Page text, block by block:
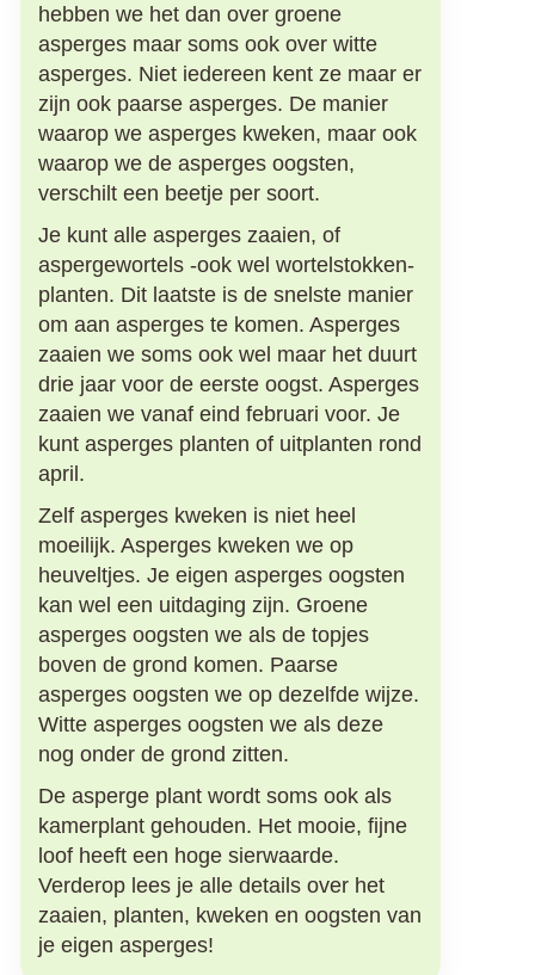
hebben we het dan over groene
asperges maar soms ook over witte
asperges. Niet iedereen kent ze maar er
zijn ook paarse asperges. De manier
waarop we asperges kweken, maar ook
waarop we de asperges oogsten,
verschilt een beetje per soort.
Je kunt alle asperges zaaien, of
aspergewortels -ook wel wortelstokken-
planten. Dit laatste is de snelste manier
om aan asperges te komen. Asperges
zaaien we soms ook wel maar het duurt
drie jaar voor de eerste oogst. Asperges
zaaien we vanaf eind februari voor. Je
kunt asperges planten of uitplanten rond
april.
Zelf asperges kweken is niet heel
moeilijk. Asperges kweken we op
heuveltjes. Je eigen asperges oogsten
kan wel een uitdaging zijn. Groene
asperges oogsten we als de topjes
boven de grond komen. Paarse
asperges oogsten we op dezelfde wijze.
Witte asperges oogsten we als deze
nog onder de grond zitten.
De asperge plant wordt soms ook als
kamerplant gehouden. Het mooie, fijne
loof heeft een hoge sierwaarde.
Verderop lees je alle details over het
zaaien, planten, kweken en oogsten van
je eigen asperges!